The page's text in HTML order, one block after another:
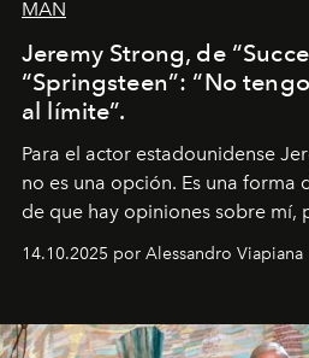
MAN
Jeremy Strong, de
“Springsteen”: “No
al límite”.
Para el actor estadounidense
no es una opción. Es una forma
de que hay opiniones sobre mí,
demasiado en cómo me
pérdida de tiempo", afirma.
14.10.2025 por Alessandro Viapiana